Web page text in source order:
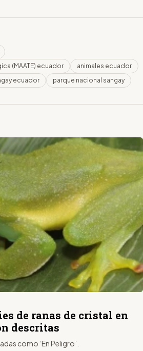
(MAATE) ecuador
animales ecuador
ecuador parque nacional sangay
de ranas de cristal en
descritas
como ‘En Peligro’.